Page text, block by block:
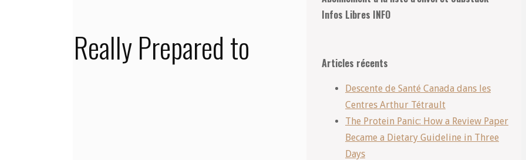
Really Prepared to
Infos Libres INFO
Articles récents
Descente de Santé Canada dans les
Centres Arthur Tétrault
The Protein Panic: How a Review Paper
Became a Dietary Guideline in Three
Days
haut